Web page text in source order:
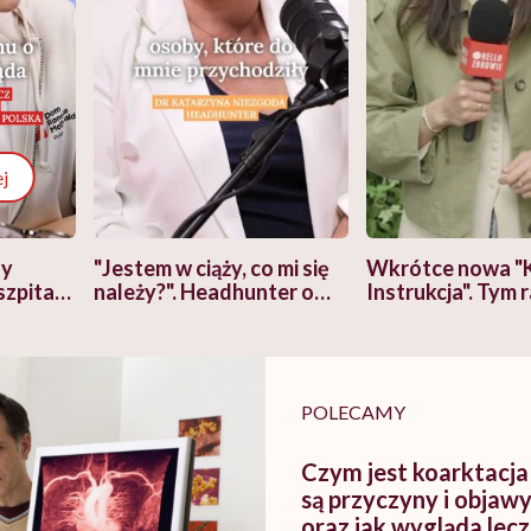
"Jestem w ciąży, co mi się
należy?". Headhunter o
Wkrótce nowa
Instrukcja". Tym
POLECAMY
Czym jest
są przyczyny i